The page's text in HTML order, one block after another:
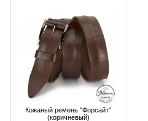
Кожаный ремень "Форсайт"
(коричневый)